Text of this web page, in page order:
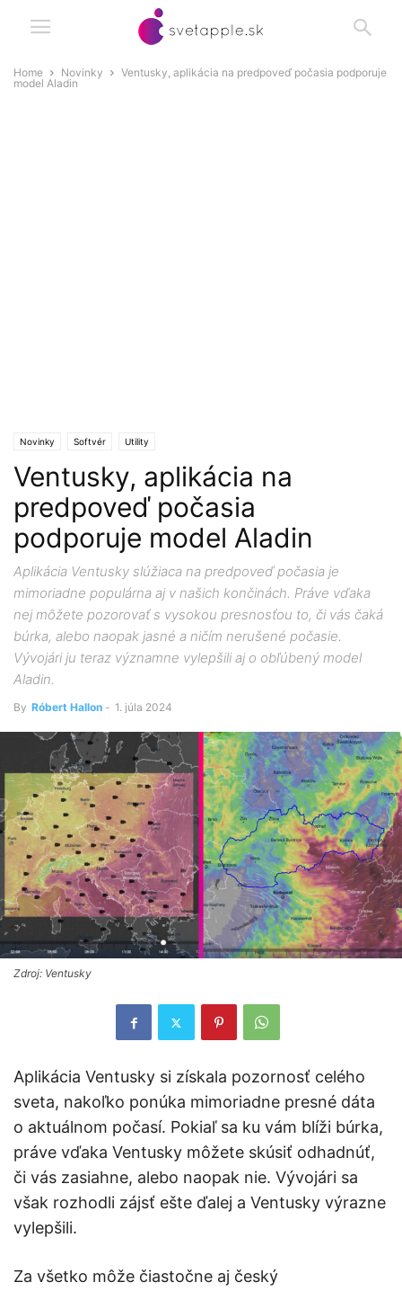
Home Novinky
Ventusky, aplikácia na predpoveď počasia podporuje
model Aladin
Novinky Softvér Utility
Ventusky, aplikácia na
predpoveď počasia
podporuje model Aladin
Aplikácia Ventusky slúžiaca na predpoveď počasia je
mimoriadne populárna aj v našich končinách. Práve vďaka
nej môžete pozorovať s vysokou presnosťou to, či vás čaká
búrka, alebo naopak jasné a ničím nerušené počasie.
Vývojári ju teraz významne vylepšili aj o obľúbený model
Aladin.
By Róbert Hallon - 1. júla 2024
Zdroj: Ventusky
Aplikácia Ventusky si získala pozornosť celého
sveta, nakoľko ponúka mimoriadne presné dáta
o aktuálnom počasí. Pokiaľ sa ku vám blíži búrka,
práve vďaka Ventusky môžete skúsiť odhadnúť,
či vás zasiahne, alebo naopak nie. Vývojári sa
však rozhodli zájsť ešte ďalej a Ventusky výrazne
vylepšili.
Za všetko môže čiastočne aj český